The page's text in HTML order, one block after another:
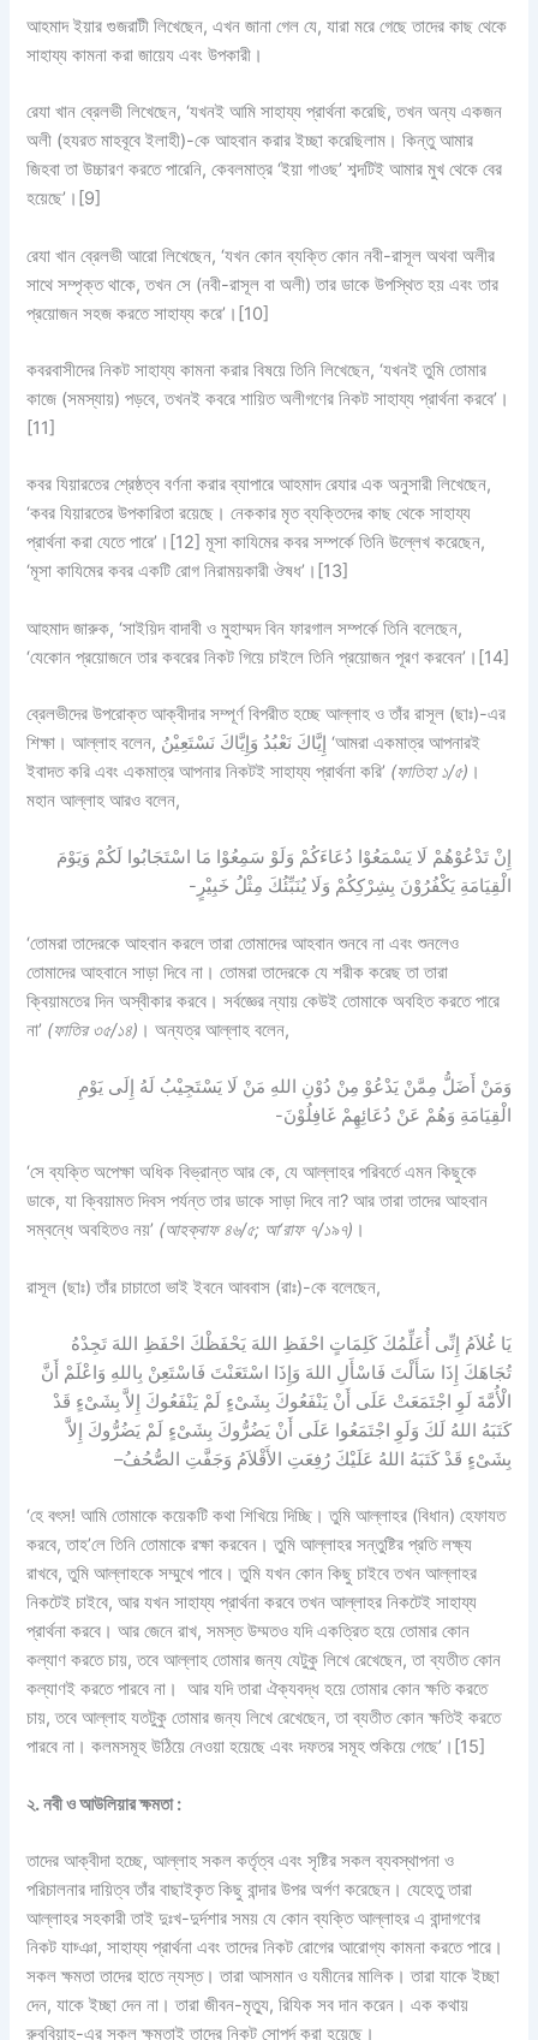
আহমাদ ইয়ার গুজরাটী লিখেছেন, এখন জানা গেল যে, যারা মরে গেছে তাদের কাছ থেকে
সাহায্য কামনা করা জায়েয এবং উপকারী।
রেযা খান ব্রেলভী লিখেছেন, ‘যখনই আমি সাহায্য প্রার্থনা করেছি, তখন অন্য একজন
অলী (হযরত মাহবূবে ইলাহী)-কে আহবান করার ইচ্ছা করেছিলাম। কিন্তু আমার
জিহবা তা উচ্চারণ করতে পারেনি, কেবলমাত্র ‘ইয়া গাওছ’ শব্দটিই আমার মুখ থেকে বের
হয়েছে’। [9]
রেযা খান ব্রেলভী আরো লিখেছেন, ‘যখন কোন ব্যক্তি কোন নবী-রাসূল অথবা অলীর
সাথে সম্পৃক্ত থাকে, তখন সে (নবী-রাসূল বা অলী) তার ডাকে উপস্থিত হয় এবং তার
প্রয়োজন সহজ করতে সাহায্য করে’। [10]
কবরবাসীদের নিকট সাহায্য কামনা করার বিষয়ে তিনি লিখেছেন, ‘যখনই তুমি তোমার
কাজে (সমস্যায়) পড়বে, তখনই কবরে শায়িত অলীগণের নিকট সাহায্য প্রার্থনা করবে’।
[11]
কবর যিয়ারতের শ্রেষ্ঠত্ব বর্ণনা করার ব্যাপারে আহমাদ রেযার এক অনুসারী লিখেছেন,
‘কবর যিয়ারতের উপকারিতা রয়েছে। নেককার মৃত ব্যক্তিদের কাছ থেকে সাহায্য
প্রার্থনা করা যেতে পারে’। [12] মূসা কাযিমের কবর সম্পর্কে তিনি উল্লেখ করেছেন,
‘মূসা কাযিমের কবর একটি রোগ নিরাময়কারী ঔষধ’। [13]
আহমাদ জারুক, ‘সাইয়িদ বাদাবী ও মুহাম্মদ বিন ফারগাল সম্পর্কে তিনি বলেছেন,
‘যেকোন প্রয়োজনে তার কবরের নিকট গিয়ে চাইলে তিনি প্রয়োজন পূরণ করবেন’। [14]
ব্রেলভীদের উপরোক্ত আক্বীদার সম্পূর্ণ বিপরীত হচ্ছে আল্লাহ ও তাঁর রাসূল (ছাঃ)-এর
শিক্ষা। আল্লাহ বলেন, إِيَّاكَ نَعْبُدُ وَإِيَّاكَ نَسْتَعِيْنُ ‘আমরা একমাত্র আপনারই
ইবাদত করি এবং একমাত্র আপনার নিকটই সাহায্য প্রার্থনা করি’ (ফাতিহা ১/৫) ।
মহান আল্লাহ আরও বলেন,
إِنْ تَدْعُوْهُمْ لَا يَسْمَعُوْا دُعَاءَكُمْ وَلَوْ سَمِعُوْا مَا اسْتَجَابُوا لَكُمْ وَيَوْمَ
الْقِيَامَةِ يَكْفُرُوْنَ بِشِرْكِكُمْ وَلَا يُنَبِّئُكَ مِثْلُ خَبِيْرٍ-
‘তোমরা তাদেরকে আহবান করলে তারা তোমাদের আহবান শুনবে না এবং শুনলেও
তোমাদের আহবানে সাড়া দিবে না। তোমরা তাদেরকে যে শরীক করেছ তা তারা
ক্বিয়ামতের দিন অস্বীকার করবে। সর্বজ্ঞের ন্যায় কেউই তোমাকে অবহিত করতে পারে
না’ (ফাতির ৩৫/১৪) । অন্যত্র আল্লাহ বলেন,
وَمَنْ أَضَلُّ مِمَّنْ يَدْعُوْ مِنْ دُوْنِ اللهِ مَنْ لَا يَسْتَجِيْبُ لَهُ إِلَى يَوْمِ
الْقِيَامَةِ وَهُمْ عَنْ دُعَائِهِمْ غَافِلُوْنَ-
‘সে ব্যক্তি অপেক্ষা অধিক বিভ্রান্ত আর কে, যে আল্লাহর পরিবর্তে এমন কিছুকে
ডাকে, যা ক্বিয়ামত দিবস পর্যন্ত তার ডাকে সাড়া দিবে না? আর তারা তাদের আহবান
সম্বন্ধে অবহিতও নয়’ (আহক্বাফ ৪৬/৫; আ‘রাফ ৭/১৯৭) ।
রাসূল (ছাঃ) তাঁর চাচাতো ভাই ইবনে আববাস (রাঃ)-কে বলেছেন,
يَا غُلاَمُ إِنِّى أُعَلِّمُكَ كَلِمَاتٍ احْفَظِ اللهَ يَحْفَظْكَ احْفَظِ اللهَ تَجِدْهُ
تُجَاهَكَ إِذَا سَأَلْتَ فَاسْأَلِ اللهَ وَإِذَا اسْتَعَنْتَ فَاسْتَعِنْ بِاللهِ وَاعْلَمْ أَنَّ
الْأُمَّةَ لَوِ اجْتَمَعَتْ عَلَى أَنْ يَنْفَعُوكَ بِشَىْءٍ لَمْ يَنْفَعُوكَ إِلاَّ بِشَىْءٍ قَدْ
كَتَبَهُ اللهُ لَكَ وَلَوِ اجْتَمَعُوا عَلَى أَنْ يَضُرُّوكَ بِشَىْءٍ لَمْ يَضُرُّوكَ إِلاَّ
بِشَىْءٍ قَدْ كَتَبَهُ اللهُ عَلَيْكَ رُفِعَتِ الأَقْلاَمُ وَجَفَّتِ الصُّحُفُ–
‘হে বৎস! আমি তোমাকে কয়েকটি কথা শিখিয়ে দিচ্ছি। তুমি আল্লাহর (বিধান) হেফাযত
করবে, তাহ’লে তিনি তোমাকে রক্ষা করবেন। তুমি আল্লাহর সন্তুষ্টির প্রতি লক্ষ্য
রাখবে, তুমি আল্লাহকে সম্মুখে পাবে। তুমি যখন কোন কিছু চাইবে তখন আল্লাহর
নিকটেই চাইবে, আর যখন সাহায্য প্রার্থনা করবে তখন আল্লাহর নিকটেই সাহায্য
প্রার্থনা করবে। আর জেনে রাখ, সমস্ত উম্মতও যদি একত্রিত হয়ে তোমার কোন
কল্যাণ করতে চায়, তবে আল্লাহ তোমার জন্য যেটুকু লিখে রেখেছেন, তা ব্যতীত কোন
কল্যাণই করতে পারবে না। আর যদি তারা ঐক্যবদ্ধ হয়ে তোমার কোন ক্ষতি করতে
চায়, তবে আল্লাহ যতটুকু তোমার জন্য লিখে রেখেছেন, তা ব্যতীত কোন ক্ষতিই করতে
পারবে না। কলমসমূহ উঠিয়ে নেওয়া হয়েছে এবং দফতর সমূহ শুকিয়ে গেছে’। [15]
২. নবী ও আউলিয়ার ক্ষমতা :
তাদের আক্বীদা হচ্ছে, আল্লাহ সকল কর্তৃত্ব এবং সৃষ্টির সকল ব্যবস্থাপনা ও
পরিচালনার দায়িত্ব তাঁর বাছাইকৃত কিছু বান্দার উপর অর্পণ করেছেন। যেহেতু তারা
আল্লাহর সহকারী তাই দুঃখ-দুর্দশার সময় যে কোন ব্যক্তি আল্লাহর এ বান্দাগণের
নিকট যাচ্ঞা, সাহায্য প্রার্থনা এবং তাদের নিকট রোগের আরোগ্য কামনা করতে পারে।
সকল ক্ষমতা তাদের হাতে ন্যস্ত। তারা আসমান ও যমীনের মালিক। তারা যাকে ইচ্ছা
দেন, যাকে ইচ্ছা দেন না। তারা জীবন-মৃত্যু, রিযিক সব দান করেন। এক কথায়
রুবুবিয়াহ-এর সকল ক্ষমতাই তাদের নিকট সোপর্দ করা হয়েছে।